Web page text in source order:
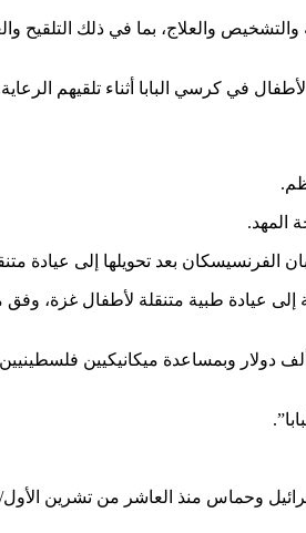
والعلاج، بما في ذلك التلقيح
المهد.
بعد تحويلها إلى عيادة
السيارة البابوية إلى عيادة طبية متنقلة لأطفال غزة،
تولّت جمعية “كاريتاس” الخيرية التابعة للفاتيكان عملية تحويل المركبة وتجهيزها بتكلفة بلغت 15 ألف دولار وبمساعدة
وحماس منذ العاشر من تشرين الأول/